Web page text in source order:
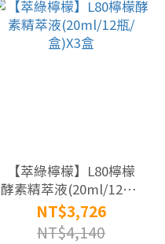
【萃綠檸檬】L80檸檬
酵素精萃液(20ml/12瓶/
盒)X3盒
NT$3,726
NT$4,140